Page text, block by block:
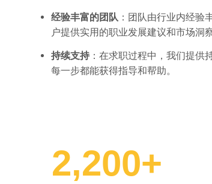
经验丰富的团队 ：团队由行业内经验
户提供实用的职业发展建议和市场洞察
持续支持 ：在求职过程中，我们提供
每一步都能获得指导和帮助。
2,200+